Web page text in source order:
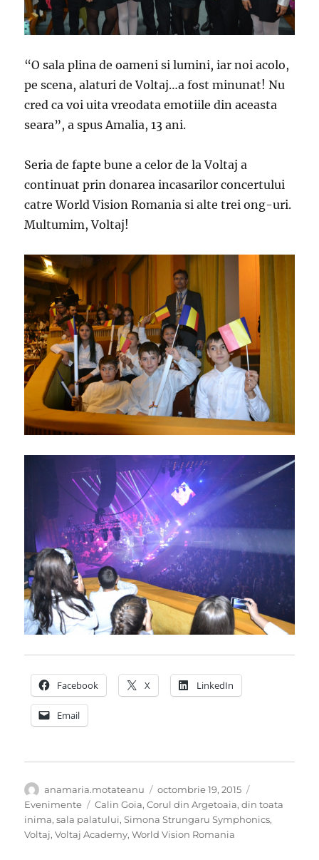
“O sala plina de oameni si lumini, iar noi acolo,
pe scena, alaturi de Voltaj…a fost minunat! Nu
cred ca voi uita vreodata emotiile din aceasta
seara”, a spus Amalia, 13 ani.
Seria de fapte bune a celor de la Voltaj a
continuat prin donarea incasarilor concertului
catre World Vision Romania si alte trei ong-uri.
Multumim, Voltaj!
Facebook X LinkedIn
Email
Autor
anamaria.motateanu
Publicat
pe
octombrie 19, 2015
Evenimente
Etichete
Calin Goia,Corul din Argetoaia,din toata
inima,sala palatului,Simona Strungaru Symphonics,
Voltaj,Voltaj Academy,World Vision Romania